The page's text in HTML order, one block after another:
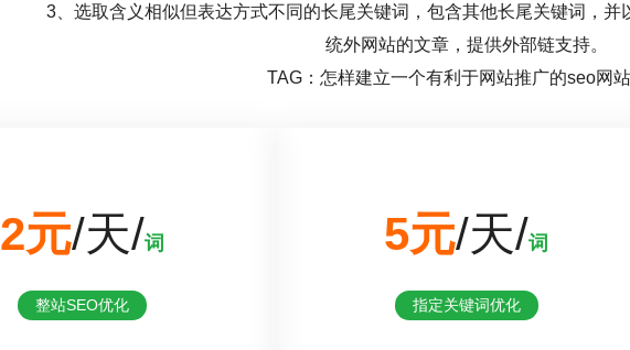
3、选取含义相似但表达方式不同的长尾关键词，包含其他长尾关键词，并
统外网站的文章，提供外部链支持。
TAG：怎样建立一个有利于网站推广的seo网
2元/天/词
整站SEO优化
5元/天/词
指定关键词优化